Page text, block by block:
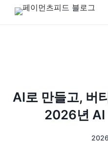
AI로 만들고, 버
2026년 AI